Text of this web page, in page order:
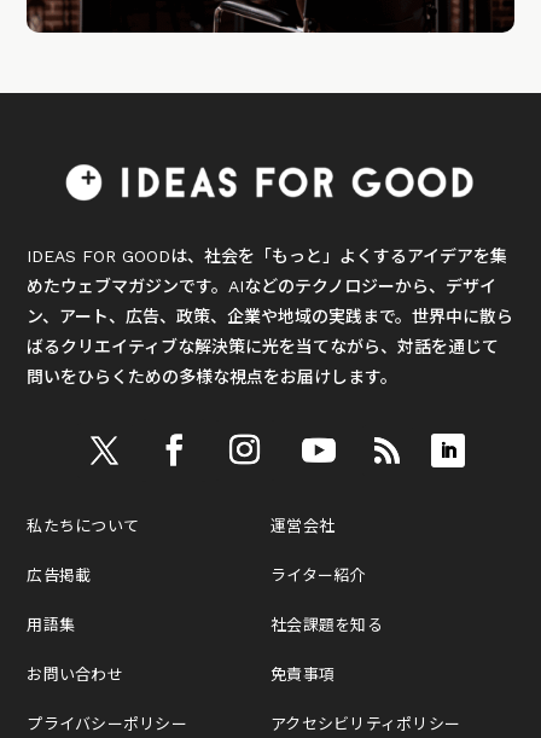
IDEAS FOR GOODは、社会を「もっと」よくするアイデアを集
めたウェブマガジンです。AIなどのテクノロジーから、デザイ
ン、アート、広告、政策、企業や地域の実践まで。世界中に散ら
ばるクリエイティブな解決策に光を当てながら、対話を通じて
問いをひらくための多様な視点をお届けします。
私たちについて
広告掲載
用語集
お問い合わせ
プライバシーポリシー
運営会社
ライター紹介
社会課題を知る
免責事項
アクセシビリティポリシー